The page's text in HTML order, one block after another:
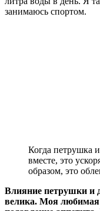
занимаюсь спортом.
Когда петрушка
вместе, это
образом, это
Влияние петрушки и
велика. Моя любимая